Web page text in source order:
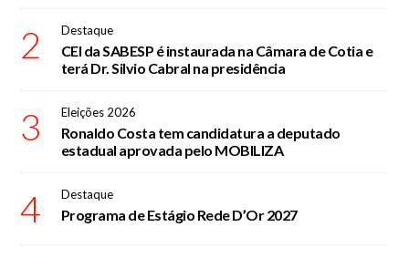
2 Destaque
CEI da SABESP é instaurada na Câmara de Cotia e
terá Dr. Silvio Cabral na presidência
3 Eleições 2026
Ronaldo Costa tem candidatura a deputado
estadual aprovada pelo MOBILIZA
4 Destaque
Programa de Estágio Rede D’Or 2027